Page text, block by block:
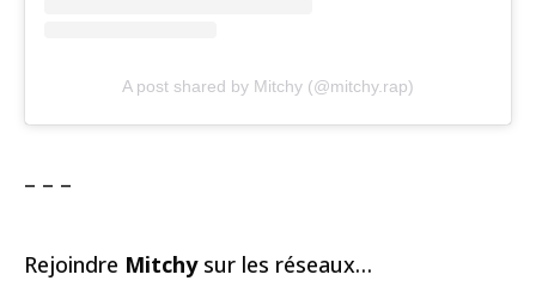
A post shared by Mitchy (@mitchy.rap)
– – –
Rejoindre Mitchy sur les réseaux…